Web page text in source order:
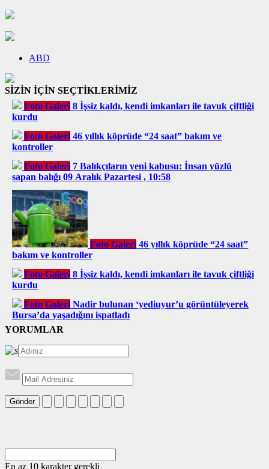
ABD
SİZİN İÇİN SEÇTİKLERİMİZ
Foto Galeri 8 İşsiz kaldı, kendi imkanları ile tavuk çiftliği
kurdu
Foto Galeri 46 yıllık köprüde “24 saat” bakım ve
kontroller
Foto Galeri 7 Balıkçıların yeni kabusu: İnsan yüzlü
sapan balığı 09 Aralık Pazartesi , 10:58
Foto Galeri 46 yıllık köprüde “24 saat”
bakım ve kontroller
Foto Galeri 8 İşsiz kaldı, kendi imkanları ile tavuk çiftliği
kurdu
Foto Galeri Nadir bulunan ‘yediuyur’u görüntüleyerek
Bursa’da yaşadığını ispatladı
YORUMLAR
Gönder
En az 10 karakter gerekli